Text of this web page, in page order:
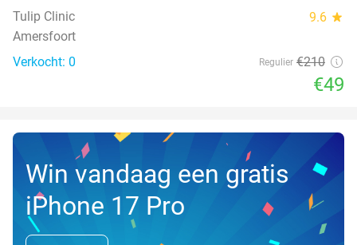
TODAY
Tulip Clinic 9.6 star
Amersfoort
Verkocht: 0
Regulier €210
€49
Win vandaag een gratis
iPhone 17 Pro